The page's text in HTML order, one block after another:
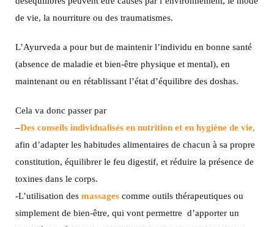
de vie, la nourriture ou des traumatismes.
L’Ayurveda a pour but de maintenir l’individu en bonne santé
(absence de maladie et bien-être physique et mental), en
maintenant ou en rétablissant l’état d’équilibre des doshas.
Cela va donc passer par
–Des conseils individualisés en nutrition et en hygiène de vie,
afin d’adapter les habitudes alimentaires de chacun à sa propre
constitution, équilibrer le feu digestif, et réduire la présence de
toxines dans le corps.
-L’utilisation des massages comme outils thérapeutiques ou
simplement de bien-être, qui vont permettre d’apporter un